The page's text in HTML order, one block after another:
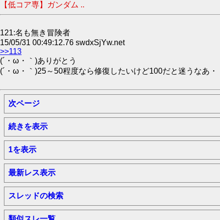
【低コア専】ガンダム ..
121:名も無き冒険者
15/05/31 00:49:12.76 swdxSjYw.net
>>113
(´・ω・｀)ありがとう
(´・ω・｀)25～50程度なら修復したいけど100だと迷うなあ・
次ページ
続きを表示
1を表示
最新レス表示
スレッドの検索